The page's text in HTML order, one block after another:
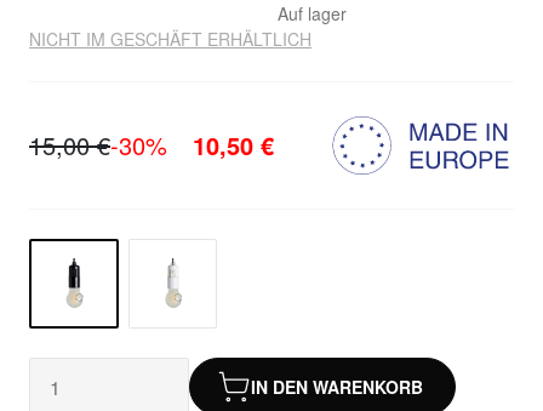
Auf lager
NICHT IM GESCHÄFT ERHÄLTLICH
15,00 €-30% 10,50 €
IN DEN WARENKORB